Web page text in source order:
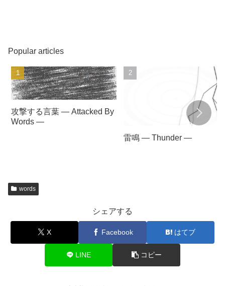
Popular articles
攻撃する言葉 — Attacked By
Words —
雷鳴 — Thunder —
words
シェアする
X Facebook はてブ
LINE コピー